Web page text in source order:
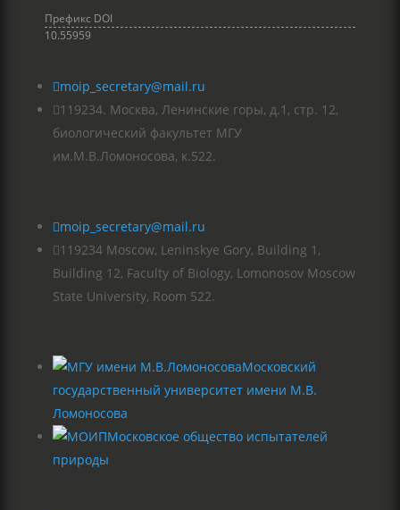
Префикс DOI
10.55959
moip_secretary@mail.ru
119234. Москва, Ленинские горы, д.1, стр. 12,
биологический факультет МГУ
им.М.В.Ломоносова, к.522.
moip_secretary@mail.ru
119234 Moscow, Leninskye Gory, Building 1,
Building 12, Faculty of Biology, Lomonosov Moscow
State University, Room 522.
Московский
государственный университет имени М.В.
Ломоносова
Московское общество испытателей
природы